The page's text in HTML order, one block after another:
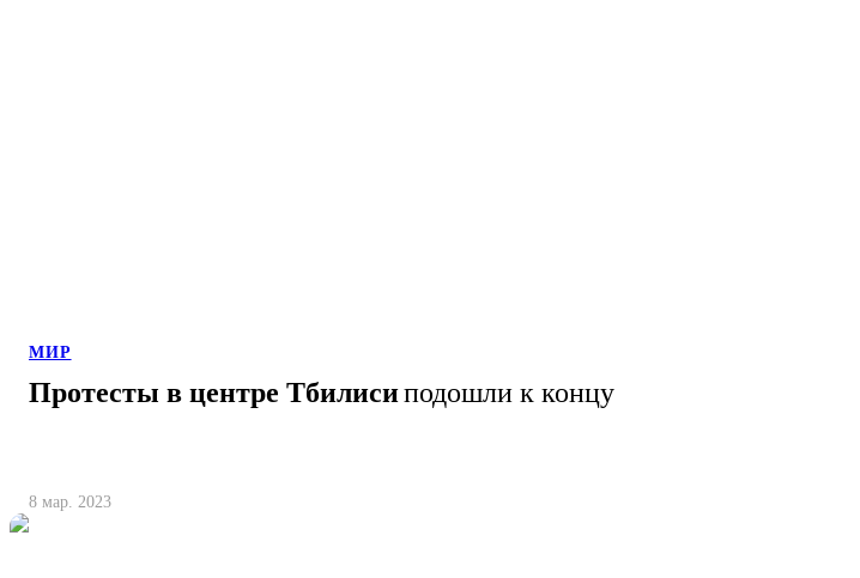
МИР
Протесты в центре Тбилисиподошли к концу
8 мар. 2023